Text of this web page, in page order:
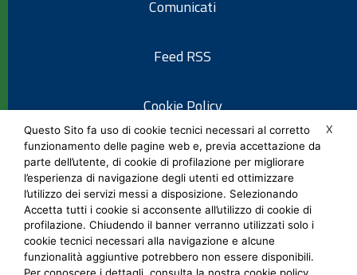
Comunicati
Feed RSS
Cookie Policy
Informativa privacy
Note legali
Social Media Policy
X
Questo Sito fa uso di cookie tecnici necessari al corretto
funzionamento delle pagine web e, previa accettazione da
parte dell’utente, di cookie di profilazione per migliorare
l’esperienza di navigazione degli utenti ed ottimizzare
l’utilizzo dei servizi messi a disposizione. Selezionando
Accetta tutti i cookie si acconsente all’utilizzo di cookie di
profilazione. Chiudendo il banner verranno utilizzati solo i
cookie tecnici necessari alla navigazione e alcune
funzionalità aggiuntive potrebbero non essere disponibili.